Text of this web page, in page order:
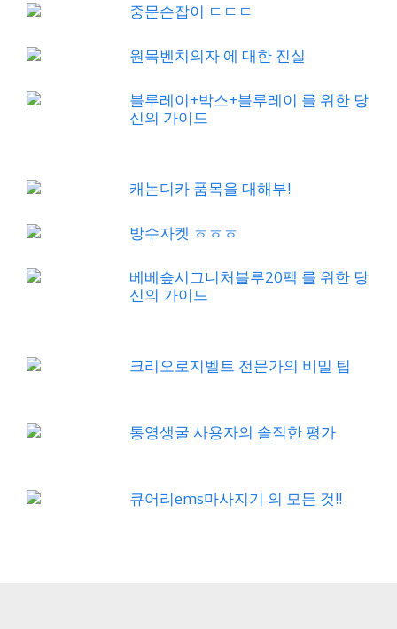
중문손잡이 ㄷㄷㄷ
원목벤치의자 에 대한 진실
블루레이+박스+블루레이 를 위한 당
신의 가이드
캐논디카 품목을 대해부!
방수자켓 ㅎㅎㅎ
베베숲시그니처블루20팩 를 위한 당
신의 가이드
크리오로지벨트 전문가의 비밀 팁
통영생굴 사용자의 솔직한 평가
큐어리ems마사지기 의 모든 것!!